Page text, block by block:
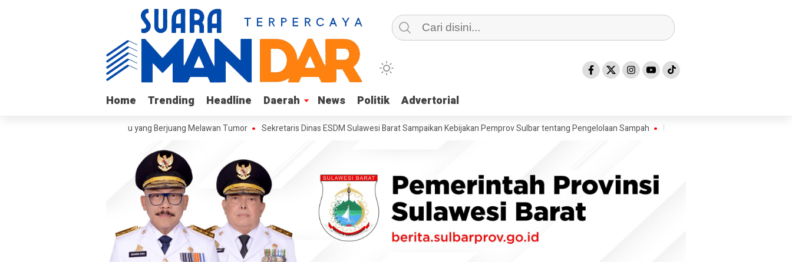
Home Trending Headline Daerah News Politik Advertorial
Home Trending Headline Daerah News Politik Advertorial
Arif, Remaja Kalukku yang Berjuang Melawan Tumor Sekretaris Dinas ESDM Sulawesi Barat Sampaikan Kebijakan Pemprov Sulbar tentang Pengelolaan Sampah Kadis ESDM Bujaeramy : Pentingnya